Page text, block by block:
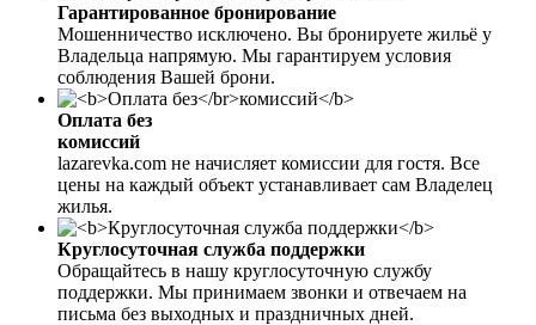
Гарантированное бронирование
Мошенничество исключено. Вы бронируете жильё у
Владельца напрямую. Мы гарантируем условия
соблюдения Вашей брони.
Оплата без
комиссий
lazarevka.com не начисляет комиссии для гостя. Все
цены на каждый объект устанавливает сам Владелец
жилья.
Круглосуточная служба поддержки
Обращайтесь в нашу круглосуточную службу
поддержки. Мы принимаем звонки и отвечаем на
письма без выходных и праздничных дней.